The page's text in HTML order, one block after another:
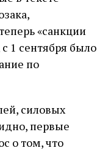
«санкции
1 сентября было
по
силовых
первые
о том, что